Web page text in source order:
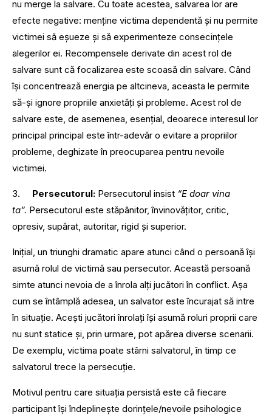
nu merge la salvare. Cu toate acestea, salvarea lor are
efecte negative: menține victima dependentă și nu permite
victimei să eșueze și să experimenteze consecințele
alegerilor ei. Recompensele derivate din acest rol de
salvare sunt că focalizarea este scoasă din salvare. Când
își concentrează energia pe altcineva, aceasta le permite
să-și ignore propriile anxietăți și probleme. Acest rol de
salvare este, de asemenea, esențial, deoarece interesul lor
principal principal este într-adevăr o evitare a propriilor
probleme, deghizate în preocuparea pentru nevoile
victimei.
3. Persecutorul: Persecutorul insist “E doar vina
ta”. Persecutorul este stăpânitor, învinovățitor, critic,
opresiv, supărat, autoritar, rigid și superior.
Inițial, un triunghi dramatic apare atunci când o persoană își
asumă rolul de victimă sau persecutor. Această persoană
simte atunci nevoia de a înrola alți jucători în conflict. Așa
cum se întâmplă adesea, un salvator este încurajat să intre
în situație. Acești jucători înrolați își asumă roluri proprii care
nu sunt statice și, prin urmare, pot apărea diverse scenarii.
De exemplu, victima poate stârni salvatorul, în timp ce
salvatorul trece la persecuție.
Motivul pentru care situația persistă este că fiecare
participant își îndeplinește dorințele/nevoile psihologice